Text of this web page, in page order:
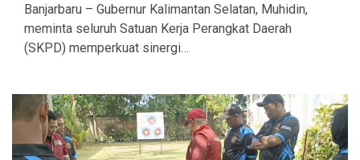
Banjarbaru – Gubernur Kalimantan Selatan, Muhidin,
meminta seluruh Satuan Kerja Perangkat Daerah
(SKPD) memperkuat sinergi…